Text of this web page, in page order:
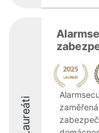
Laureáti